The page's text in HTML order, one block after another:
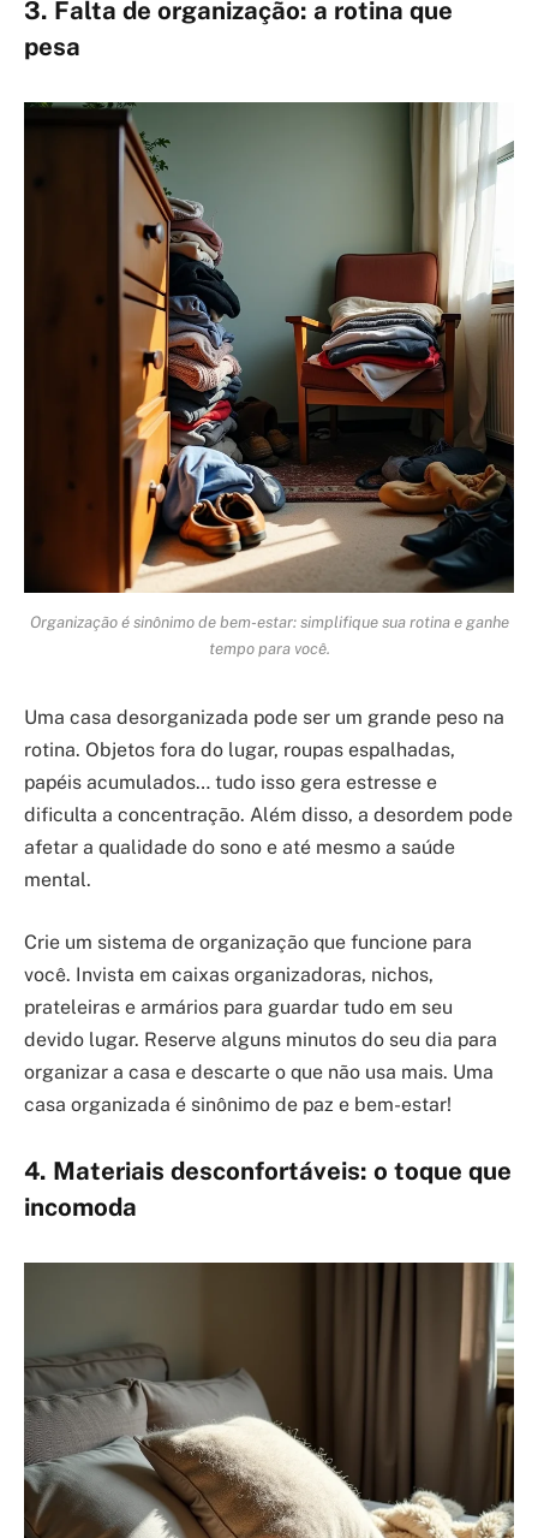
3. Falta de organização: a rotina que
pesa
Organização é sinônimo de bem-estar: simplifique sua rotina e ganhe
tempo para você.
Uma casa desorganizada pode ser um grande peso na
rotina. Objetos fora do lugar, roupas espalhadas,
papéis acumulados… tudo isso gera estresse e
dificulta a concentração. Além disso, a desordem pode
afetar a qualidade do sono e até mesmo a saúde
mental.
Crie um sistema de organização que funcione para
você. Invista em caixas organizadoras, nichos,
prateleiras e armários para guardar tudo em seu
devido lugar. Reserve alguns minutos do seu dia para
organizar a casa e descarte o que não usa mais. Uma
casa organizada é sinônimo de paz e bem-estar!
4. Materiais desconfortáveis: o toque que
incomoda